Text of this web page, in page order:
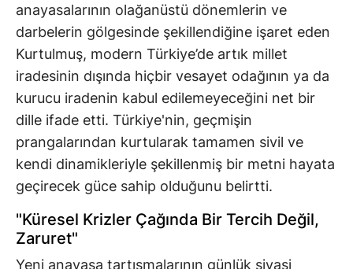
anayasalarının olağanüstü dönemlerin ve
darbelerin gölgesinde şekillendiğine işaret eden
Kurtulmuş, modern Türkiye’de artık millet
iradesinin dışında hiçbir vesayet odağının ya da
kurucu iradenin kabul edilemeyeceğini net bir
dille ifade etti. Türkiye'nin, geçmişin
prangalarından kurtularak tamamen sivil ve
kendi dinamikleriyle şekillenmiş bir metni hayata
geçirecek güce sahip olduğunu belirtti.
"Küresel Krizler Çağında Bir Tercih Değil,
Zaruret"
Yeni anayasa tartışmalarının günlük siyasi